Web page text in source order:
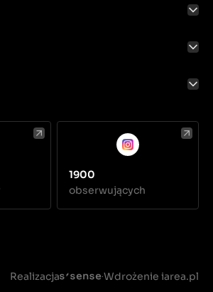
1900
obserwujących
Realizacja ·Wdrożenie iarea.pl